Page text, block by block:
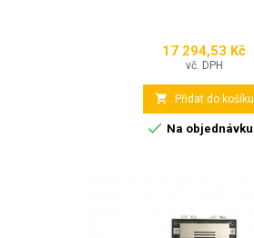
Cena
17 294,53 Kč
vč. DPH
 Přidat do košíku
 Na objednávku